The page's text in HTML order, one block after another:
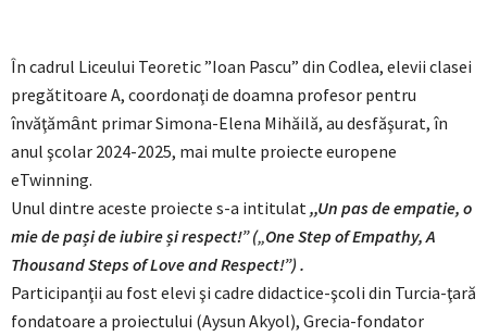
În cadrul Liceului Teoretic ”Ioan Pascu” din Codlea, elevii clasei
pregătitoare A, coordonaţi de doamna profesor pentru
învăţămȃnt primar Simona-Elena Mihăilă, au desfăşurat, în
anul şcolar 2024-2025, mai multe proiecte europene
eTwinning.
Unul dintre aceste proiecte s-a intitulat,,Un pas de empatie, o
mie de pași de iubire și respect!” („One Step of Empathy, A
Thousand Steps of Love and Respect!”) .
Participanţii au fost elevi şi cadre didactice-şcoli din Turcia-ţară
fondatoare a proiectului (Aysun Akyol), Grecia-fondator